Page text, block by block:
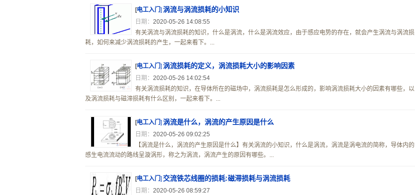
[电工入门] 涡流与涡流损耗的小知识
日期： 2020-05-26 14:08:55
有关涡流与涡流损耗的知识，什么是涡流，什么是涡流效应，由于感应电势的存在，就会产生涡流与涡流损
耗，如何来减少涡流损耗的产生，一起来看下。...
[电工入门] 涡流损耗的定义，涡流损耗大小的影响因素
日期： 2020-05-26 14:02:54
有关涡流损耗的知识，在导体所在的磁场中，涡流损耗是怎么形成的，影响涡流损耗大小的因素有哪些，以
及涡流损耗与磁滞损耗有什么区别，一起来看下。...
[电工入门] 涡流是什么，涡流的产生原因是什么
日期： 2020-05-26 09:02:25
【涡流是什么，涡流的产生原因是什么】有关涡流的小知识，什么是涡流，涡流是涡电流的简称，导体内的
感生电流流动的路线呈漩涡形，称之为涡流，涡流产生的原因有哪些。...
[电工入门] 交流铁芯线圈的损耗:磁滞损耗与涡流损耗
日期： 2020-05-26 08:59:27